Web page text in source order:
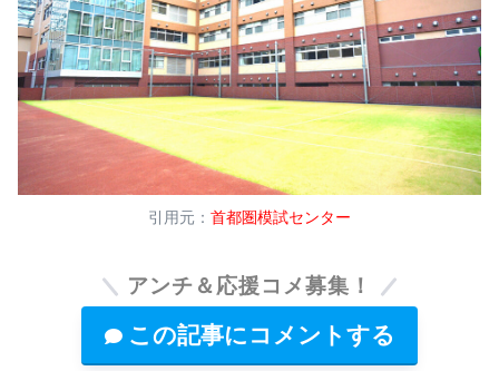
引用元： 首都圏模試センター
アンチ＆応援コメ募集！
この記事にコメントする